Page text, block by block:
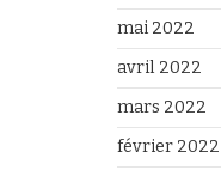
mai 2022
avril 2022
mars 2022
février 2022